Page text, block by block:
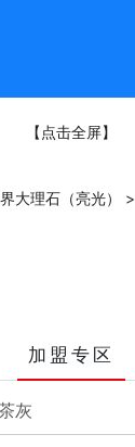
【点击全屏】
大理石（亮光） >
加盟专区
灰